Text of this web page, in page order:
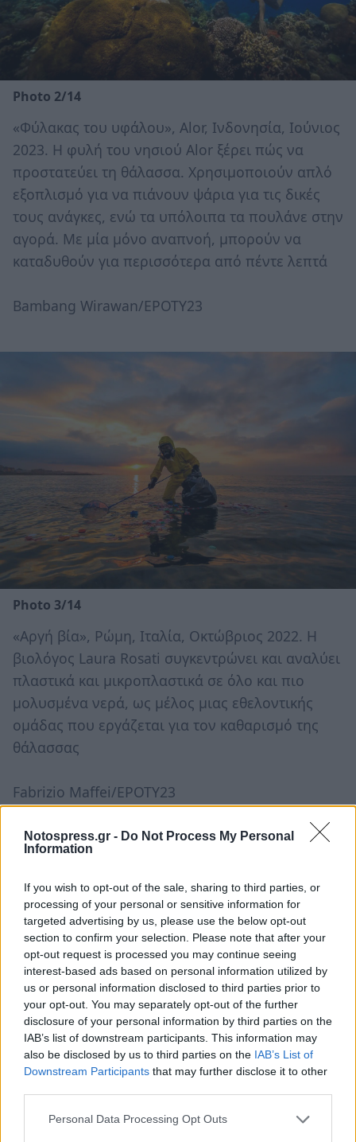
Notospress.gr - Do Not Process My Personal
Information
If you wish to opt-out of the sale, sharing to third parties, or
processing of your personal or sensitive information for
targeted advertising by us, please use the below opt-out
section to confirm your selection. Please note that after your
opt-out request is processed you may continue seeing
interest-based ads based on personal information utilized by
us or personal information disclosed to third parties prior to
your opt-out. You may separately opt-out of the further
disclosure of your personal information by third parties on the
IAB’s list of downstream participants. This information may
also be disclosed by us to third parties on the IAB’s List of
Downstream Participants that may further disclose it to other
Personal Data Processing Opt Outs
Photo 2/14
«Φύλακας του υφάλου», Alor, Ινδονησία, Ιούνιος
2023. Η φυλή του νησιού Alor ξέρει πώς να
προστατεύει τη θάλασσα. Χρησιμοποιούν απλό
εξοπλισμό για να πιάνουν ψάρια για τις δικές
τους ανάγκες, ενώ τα υπόλοιπα τα πουλάνε στην
αγορά. Με μία μόνο αναπνοή, μπορούν να
καταδυθούν για περισσότερα από πέντε λεπτά
Bambang Wirawan/EPOTY23
Photo 3/14
«Αργή βία», Ρώμη, Ιταλία, Οκτώβριος 2022. Η
βιολόγος Laura Rosati συγκεντρώνει και αναλύει
πλαστικά και μικροπλαστικά σε όλο και πιο
μολυσμένα νερά, ως μέλος μιας εθελοντικής
ομάδας που εργάζεται για τον καθαρισμό της
θάλασσας
Fabrizio Maffei/EPOTY23